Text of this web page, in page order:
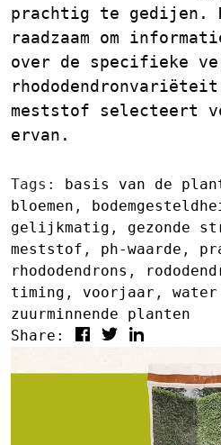
prachtig te gedijen.
raadzaam om
over de specifieke
meststof selecteert
ervan.
Tags: basis van de
bloemen ,
gelijkmatig , gezonde
meststof , ph-waarde ,
rhododendrons ,
timing , voorjaar , water
zuurminnende planten
Share: